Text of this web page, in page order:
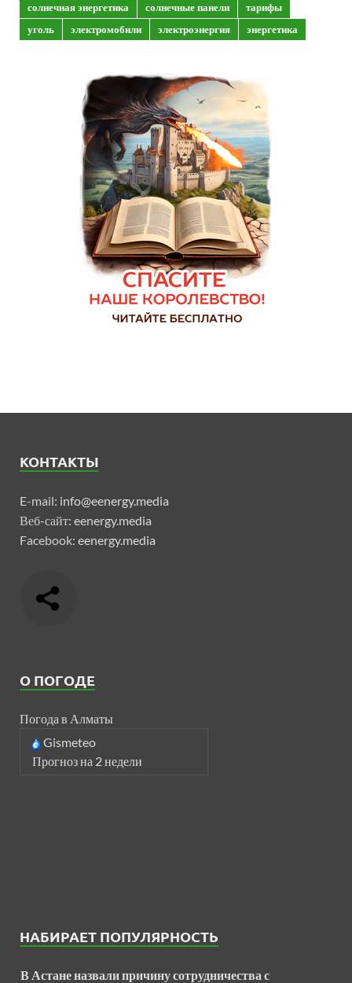
солнечная энергетика
солнечные панели
тарифы
уголь
электромобили электроэнергия энергетика
КОНТАКТЫ
E-mail: info@eenergy.media
Веб-сайт: eenergy.media
Facebook: eenergy.media
О ПОГОДЕ
Погода в Алматы
Gismeteo
Прогноз на 2 недели
НАБИРАЕТ ПОПУЛЯРНОСТЬ
В Астане назвали причину сотрудничества с